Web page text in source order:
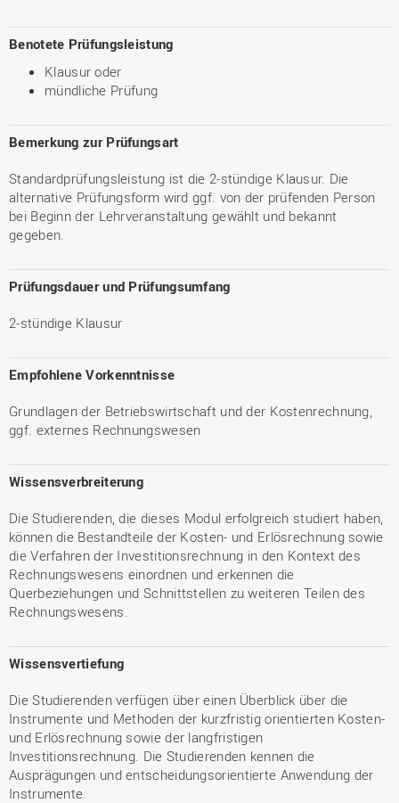
Benotete Prüfungsleistung
Klausur oder
mündliche Prüfung
Bemerkung zur Prüfungsart
Standardprüfungsleistung ist die 2-stündige Klausur. Die
alternative Prüfungsform wird ggf. von der prüfenden Person
bei Beginn der Lehrveranstaltung gewählt und bekannt
gegeben.
Prüfungsdauer und Prüfungsumfang
2-stündige Klausur
Empfohlene Vorkenntnisse
Grundlagen der Betriebswirtschaft und der Kostenrechnung,
ggf. externes Rechnungswesen
Wissensverbreiterung
Die Studierenden, die dieses Modul erfolgreich studiert haben,
können die Bestandteile der Kosten- und Erlösrechnung sowie
die Verfahren der Investitionsrechnung in den Kontext des
Rechnungswesens einordnen und erkennen die
Querbeziehungen und Schnittstellen zu weiteren Teilen des
Rechnungswesens.
Wissensvertiefung
Die Studierenden verfügen über einen Überblick über die
Instrumente und Methoden der kurzfristig orientierten Kosten-
und Erlösrechnung sowie der langfristigen
Investitionsrechnung. Die Studierenden kennen die
Ausprägungen und entscheidungsorientierte Anwendung der
Instrumente.